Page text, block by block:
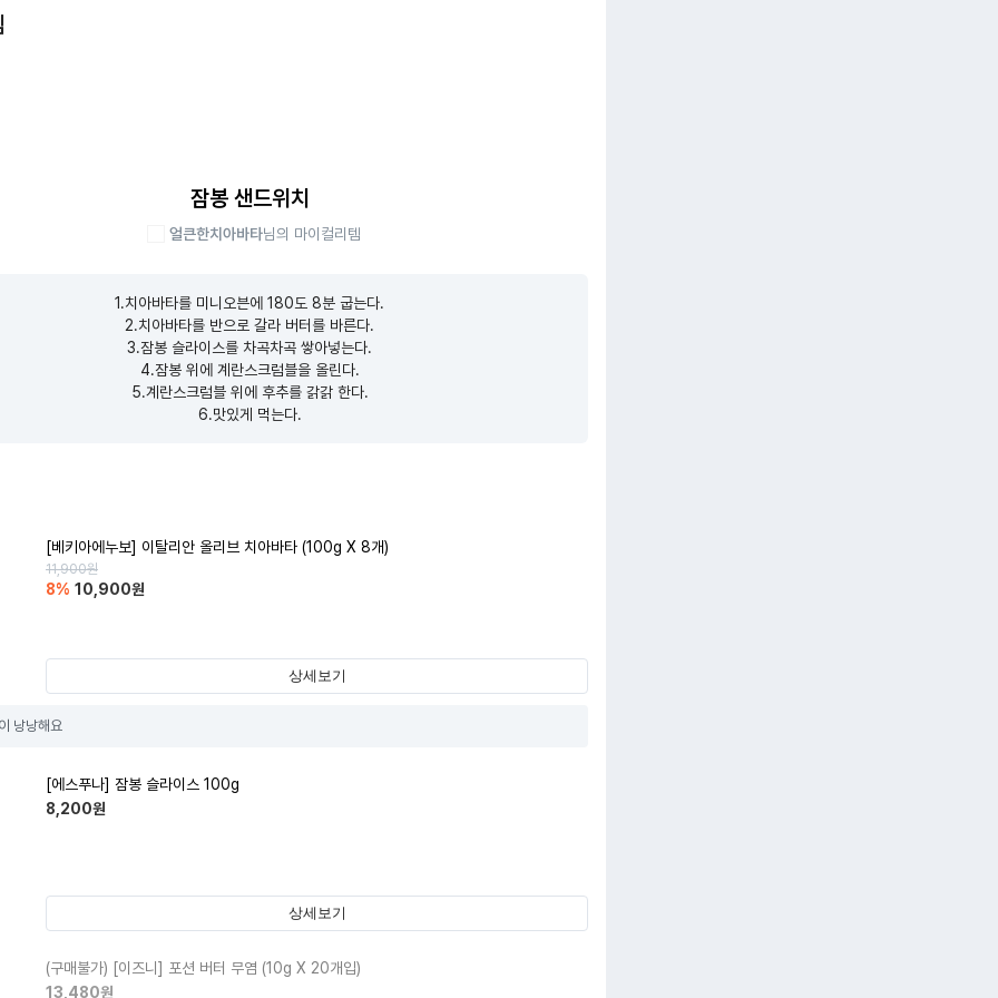
잠봉 샌드위치
얼큰한치아바타님의 마이컬리템
1.치아바타를 미니오븐에 180도 8분 굽는다.
2.치아바타를 반으로 갈라 버터를 바른다.
3.잠봉 슬라이스를 차곡차곡 쌓아넣는다.
4.잠봉 위에 계란스크럼블을 올린다.
5.계란스크럼블 위에 후추를 갉갉 한다.
6.맛있게 먹는다.
[베키아에누보] 이탈리안 올리브 치아바타 (100g X 8개)
11,900원
8% 10,900원
상세보기
낭낭해요
[에스푸나] 잠봉 슬라이스 100g
8,200원
상세보기
(구매불가) [이즈니] 포션 버터 무염 (10g X 20개입)
13,480원